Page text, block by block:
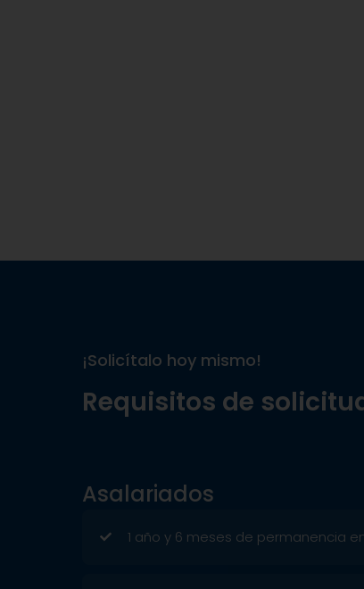
¡Solicítalo hoy mismo!
Requisitos de
Asalariados
1 año y 6 meses de permanencia